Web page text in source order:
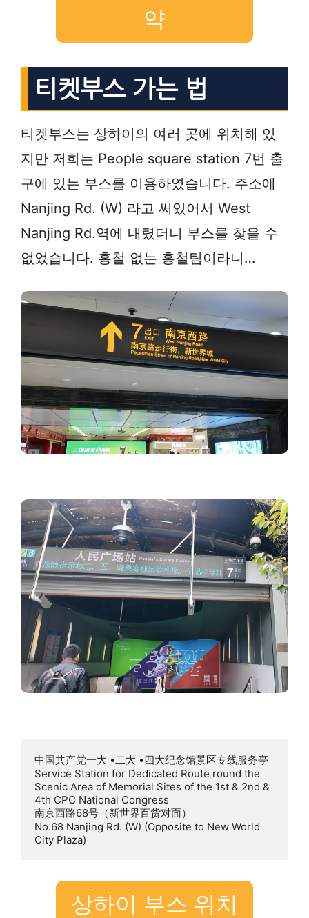
약
티켓부스 가는 법
티켓부스는 상하이의 여러 곳에 위치해 있
지만 저희는 People square station 7번 출
구에 있는 부스를 이용하였습니다. 주소에
Nanjing Rd. (W) 라고 써있어서 West
Nanjing Rd.역에 내렸더니 부스를 찾을 수
없었습니다. 홍철 없는 홍철팀이라니…
中国共产党一大 •二大 •四大纪念馆景区专线服务亭
Service Station for Dedicated Route round the
Scenic Area of Memorial Sites of the 1st & 2nd &
4th CPC National Congress
南京西路68号（新世界百货对面）
No.68 Nanjing Rd. (W) (Opposite to New World
City Plaza)
상하이 부스 위치